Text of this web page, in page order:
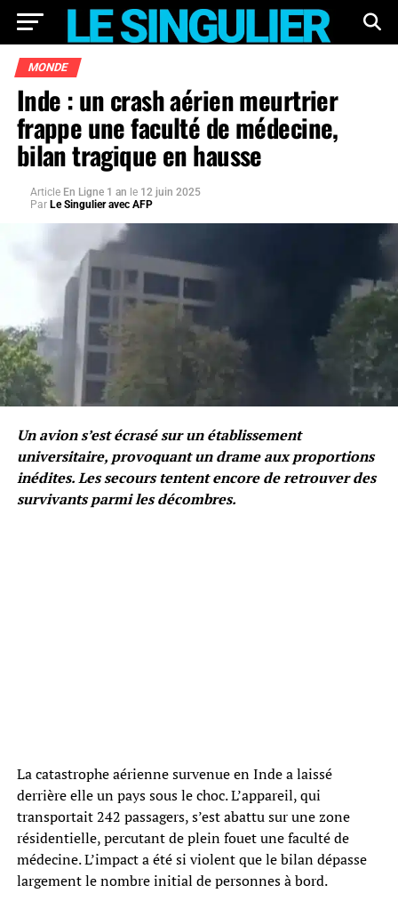
MONDE
Inde : un crash aérien meurtrier
frappe une faculté de médecine,
bilan tragique en hausse
Article En Ligne 1 an le 12 juin 2025
Par Le Singulier avec AFP
Un avion s’est écrasé sur un établissement
universitaire, provoquant un drame aux proportions
inédites. Les secours tentent encore de retrouver des
survivants parmi les décombres.
La catastrophe aérienne survenue en Inde a laissé
derrière elle un pays sous le choc. L’appareil, qui
transportait 242 passagers, s’est abattu sur une zone
résidentielle, percutant de plein fouet une faculté de
médecine. L’impact a été si violent que le bilan dépasse
largement le nombre initial de personnes à bord.